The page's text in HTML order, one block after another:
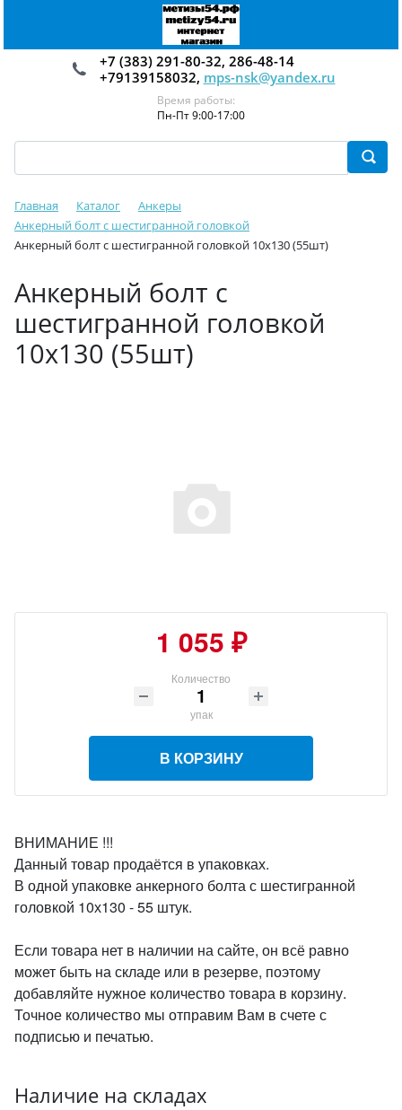
+7 (383) 291-80-32, 286-48-14
+79139158032, mps-nsk@yandex.ru
Время работы:
Пн-Пт 9:00-17:00
Главная Каталог
Анкеры
Анкерный болт с шестигранной головкой
Анкерный болт с шестигранной головкой 10х130 (55шт)
Анкерный болт с
шестигранной головкой
10х130 (55шт)
1 055 ₽
Количество
упак
В КОРЗИНУ
ВНИМАНИЕ !!!
Данный товар продаётся в упаковках.
В одной упаковке анкерного болта с шестигранной
головкой 10х130 - 55 штук.
Если товара нет в наличии на сайте, он всё равно
может быть на складе или в резерве, поэтому
добавляйте нужное количество товара в корзину.
Точное количество мы отправим Вам в счете с
подписью и печатью.
Наличие на складах